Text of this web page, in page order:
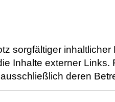
sorgfältiger
Inhalte externer Links.
deren